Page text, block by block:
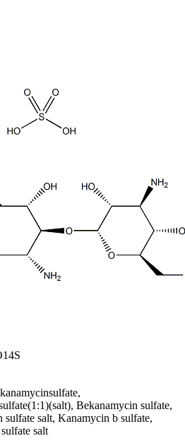
Bekanamycin sulfate,
sulfate salt, Kanamycin b sulfate,
salt